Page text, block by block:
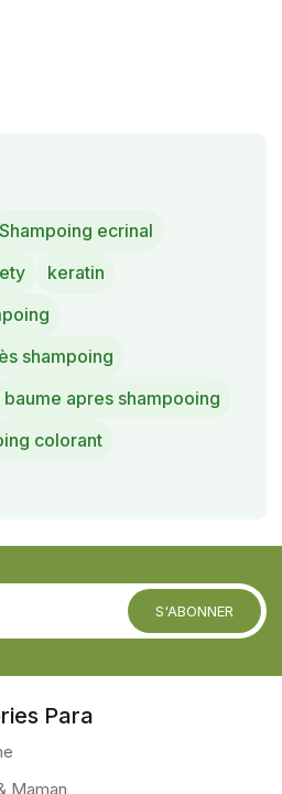
Shampoing ecrinal
keratin
shampoing
baume apres shampooing
colorant
S'ABONNER
Para
Maman